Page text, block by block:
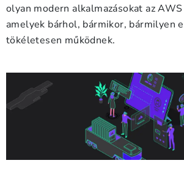
olyan modern alkalmazásokat az
amelyek bárhol, bármikor, bármilyen
tökéletesen működnek.